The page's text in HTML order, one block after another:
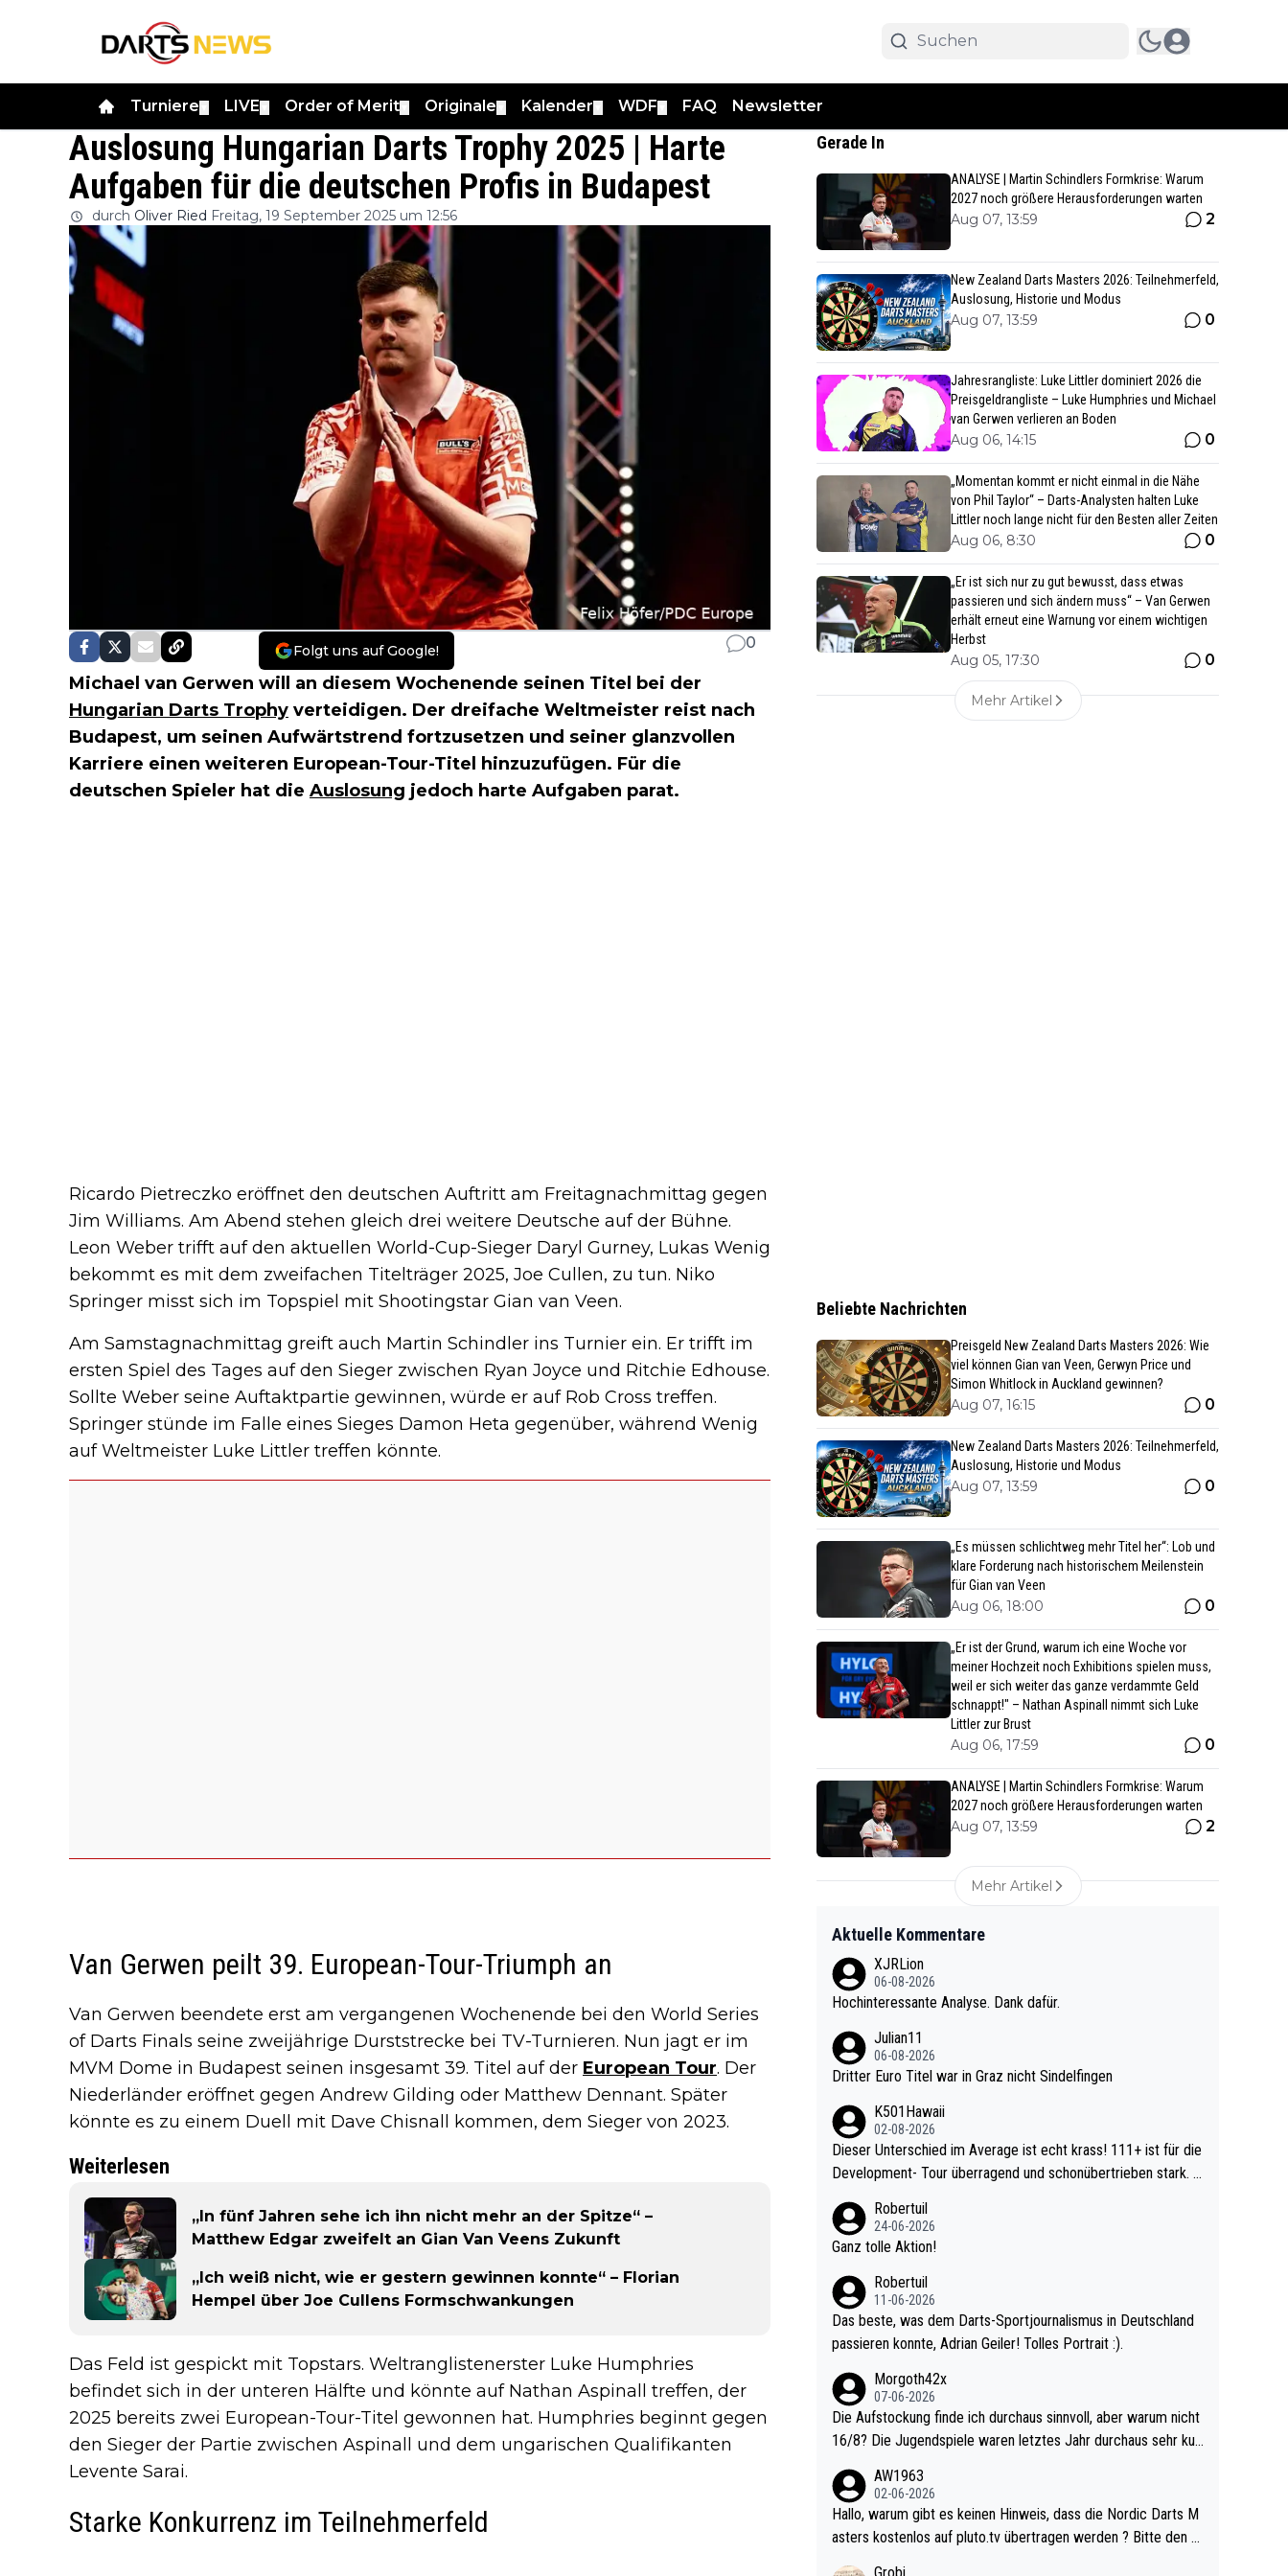
Turniere LIVE Order of Merit Originale Kalender WDF FAQ Newsletter
Auslosung Hungarian Darts Trophy 2025 | Harte
Aufgaben für die deutschen Profis in Budapest
durch Oliver Ried Freitag, 19 September 2025 um 12:56
Folgt uns auf Google! 0
Michael van Gerwen will an diesem Wochenende seinen Titel bei der
Hungarian Darts Trophy verteidigen. Der dreifache Weltmeister reist nach
Budapest, um seinen Aufwärtstrend fortzusetzen und seiner glanzvollen
Karriere einen weiteren European-Tour-Titel hinzuzufügen. Für die
deutschen Spieler hat die Auslosung jedoch harte Aufgaben parat.
Ricardo Pietreczko eröffnet den deutschen Auftritt am Freitagnachmittag gegen
Jim Williams. Am Abend stehen gleich drei weitere Deutsche auf der Bühne.
Leon Weber trifft auf den aktuellen World-Cup-Sieger Daryl Gurney, Lukas Wenig
bekommt es mit dem zweifachen Titelträger 2025, Joe Cullen, zu tun. Niko
Springer misst sich im Topspiel mit Shootingstar Gian van Veen.
Am Samstagnachmittag greift auch Martin Schindler ins Turnier ein. Er trifft im
ersten Spiel des Tages auf den Sieger zwischen Ryan Joyce und Ritchie Edhouse.
Sollte Weber seine Auftaktpartie gewinnen, würde er auf Rob Cross treffen.
Springer stünde im Falle eines Sieges Damon Heta gegenüber, während Wenig
auf Weltmeister Luke Littler treffen könnte.
Van Gerwen peilt 39. European-Tour-Triumph an
Van Gerwen beendete erst am vergangenen Wochenende bei den World Series
of Darts Finals seine zweijährige Durststrecke bei TV-Turnieren. Nun jagt er im
MVM Dome in Budapest seinen insgesamt 39. Titel auf der European Tour. Der
Niederländer eröffnet gegen Andrew Gilding oder Matthew Dennant. Später
könnte es zu einem Duell mit Dave Chisnall kommen, dem Sieger von 2023.
Weiterlesen
„In fünf Jahren sehe ich ihn nicht mehr an der Spitze“ –
Matthew Edgar zweifelt an Gian Van Veens Zukunft
„Ich weiß nicht, wie er gestern gewinnen konnte“ – Florian
Hempel über Joe Cullens Formschwankungen
Das Feld ist gespickt mit Topstars. Weltranglistenerster Luke Humphries
befindet sich in der unteren Hälfte und könnte auf Nathan Aspinall treffen, der
2025 bereits zwei European-Tour-Titel gewonnen hat. Humphries beginnt gegen
den Sieger der Partie zwischen Aspinall und dem ungarischen Qualifikanten
Levente Sarai.
Starke Konkurrenz im Teilnehmerfeld
Gerade In
ANALYSE | Martin Schindlers Formkrise: Warum
2027 noch größere Herausforderungen warten
Aug 07, 13:59 2
New Zealand Darts Masters 2026: Teilnehmerfeld,
Auslosung, Historie und Modus
Aug 07, 13:59 0
Jahresrangliste: Luke Littler dominiert 2026 die
Preisgeldrangliste – Luke Humphries und Michael
van Gerwen verlieren an Boden
Aug 06, 14:15 0
„Momentan kommt er nicht einmal in die Nähe
von Phil Taylor“ – Darts-Analysten halten Luke
Littler noch lange nicht für den Besten aller Zeiten
Aug 06, 8:30 0
„Er ist sich nur zu gut bewusst, dass etwas
passieren und sich ändern muss“ – Van Gerwen
erhält erneut eine Warnung vor einem wichtigen
Herbst
Aug 05, 17:30 0
Mehr Artikel
Beliebte Nachrichten
Preisgeld New Zealand Darts Masters 2026: Wie
viel können Gian van Veen, Gerwyn Price und
Simon Whitlock in Auckland gewinnen?
Aug 07, 16:15 0
New Zealand Darts Masters 2026: Teilnehmerfeld,
Auslosung, Historie und Modus
Aug 07, 13:59 0
„Es müssen schlichtweg mehr Titel her“: Lob und
klare Forderung nach historischem Meilenstein
für Gian van Veen
Aug 06, 18:00 0
„Er ist der Grund, warum ich eine Woche vor
meiner Hochzeit noch Exhibitions spielen muss,
weil er sich weiter das ganze verdammte Geld
schnappt!" – Nathan Aspinall nimmt sich Luke
Littler zur Brust
Aug 06, 17:59 0
ANALYSE | Martin Schindlers Formkrise: Warum
2027 noch größere Herausforderungen warten
Aug 07, 13:59 2
Mehr Artikel
Aktuelle Kommentare
XJRLion
06-08-2026
Hochinteressante Analyse. Dank dafür.
Julian11
06-08-2026
Dritter Euro Titel war in Graz nicht Sindelfingen
K501Hawaii
02-08-2026
Dieser Unterschied im Average ist echt krass! 111+ ist für die
Development- Tour überragend und schonübertrieben stark. U
e mal 40+ erst recht. Da gewinnst keinen Blumentopf - ist ja n
och krasser wie ein Pokalspiel eines Kreisligisten vs einem Bu
Robertuil
24-06-2026
Ganz tolle Aktion!
Robertuil
11-06-2026
Das beste, was dem Darts-Sportjournalismus in Deutschland
passieren konnte, Adrian Geiler! Tolles Portrait :).
Morgoth42x
07-06-2026
Die Aufstockung finde ich durchaus sinnvoll, aber warum nicht
16/8? Die Jugendspiele waren letztes Jahr durchaus sehr kur
l. Allerdings ist Mitchell Lawrie als Nummer 1 der Welt eh quali
fiziert. Somit ändert die automatische Qualifikation des Weltm
eisters erstmal nichts. Ich denke sie wollen damit für nächste
AW1963
02-06-2026
Hallo, warum gibt es keinen Hinweis, dass die Nordic Darts M
asters kostenlos auf pluto.tv übertragen werden ? Bitte den A